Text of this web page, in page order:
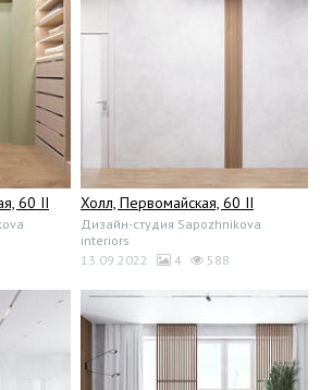
60 II Холл, Первомайская, 60 II
Дизайн-студия Sapozhnikova
interiors
13.09.2022
4 588